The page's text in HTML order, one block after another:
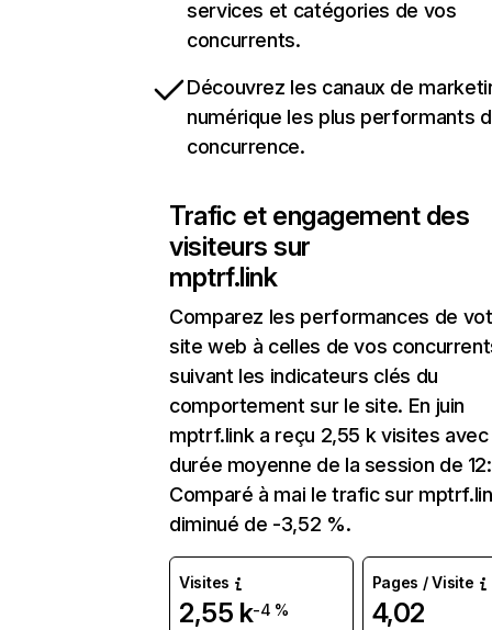
services et catégories de vos
concurrents.
Découvrez les canaux de
numérique les plus performants
concurrence.
Trafic et engagement des
visiteurs sur
mptrf.link
Comparez les performances de
site web à celles de vos
suivant les indicateurs clés du
comportement sur le site. En juin
mptrf.link a reçu 2,55 k visites avec
durée moyenne de la session de
Comparé à mai le trafic sur
diminué de -3,52 %.
Visites
2,55 k-4 %
Pages / Visite
4,02